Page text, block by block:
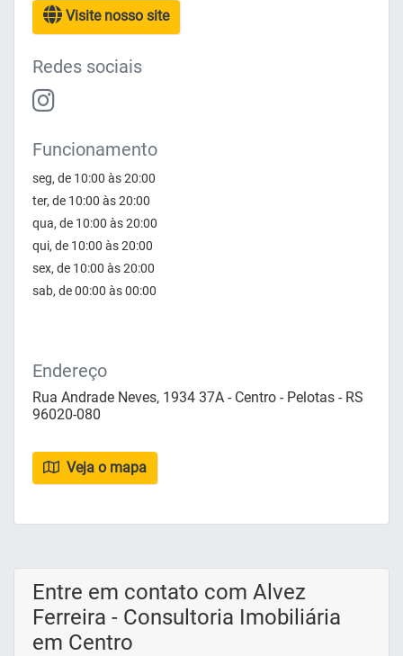
Visite nosso site
Redes sociais
Funcionamento
seg, de 10:00 às 20:00
ter, de 10:00 às 20:00
qua, de 10:00 às 20:00
qui, de 10:00 às 20:00
sex, de 10:00 às 20:00
sab, de 00:00 às 00:00
Endereço
Rua Andrade Neves, 1934 37A - Centro - Pelotas - RS
96020-080
Veja o mapa
Entre em contato com Alvez
Ferreira - Consultoria Imobiliária
em Centro